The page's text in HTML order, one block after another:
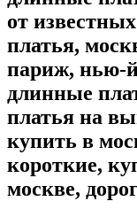
от
платья,
париж, нью-
длинные
платья на
купить в
короткие,
москве,